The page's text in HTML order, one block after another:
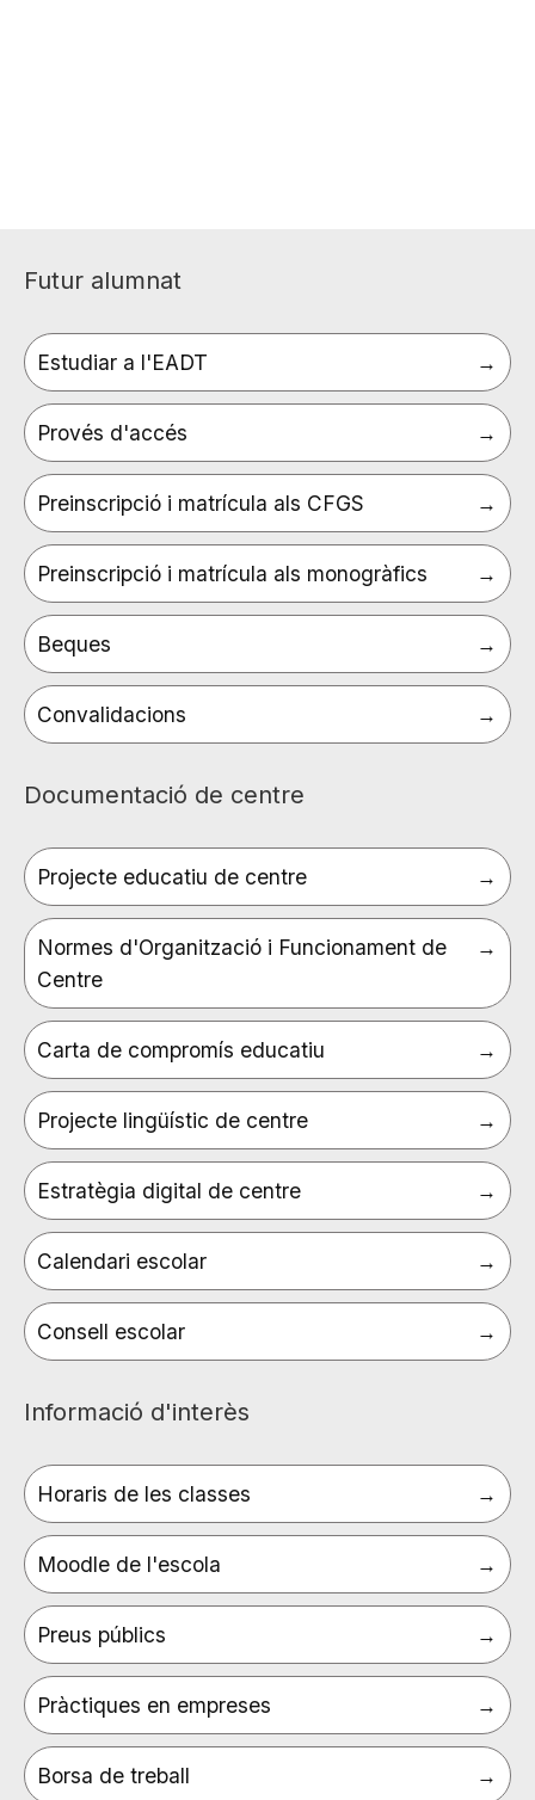
Futur alumnat
Estudiar a l'EADT
Provés d'accés
Preinscripció i matrícula als CFGS
Preinscripció i matrícula als monogràfics
Beques
Convalidacions
Documentació de centre
Projecte educatiu de centre
Normes d'Organització i Funcionament de
Centre
Carta de compromís educatiu
Projecte lingüístic de centre
Estratègia digital de centre
Calendari escolar
Consell escolar
Informació d'interès
Horaris de les classes
Moodle de l'escola
Preus públics
Pràctiques en empreses
Borsa de treball